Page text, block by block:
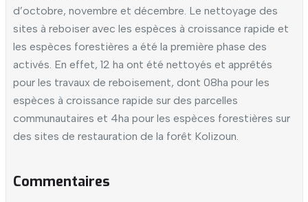
d’octobre, novembre et décembre. Le nettoyage des
sites à reboiser avec les espèces à croissance rapide et
les espèces forestières a été la première phase des
activés. En effet, 12 ha ont été nettoyés et apprêtés
pour les travaux de reboisement, dont 08ha pour les
espèces à croissance rapide sur des parcelles
communautaires et 4ha pour les espèces forestières sur
des sites de restauration de la forêt Kolizoun.
Commentaires